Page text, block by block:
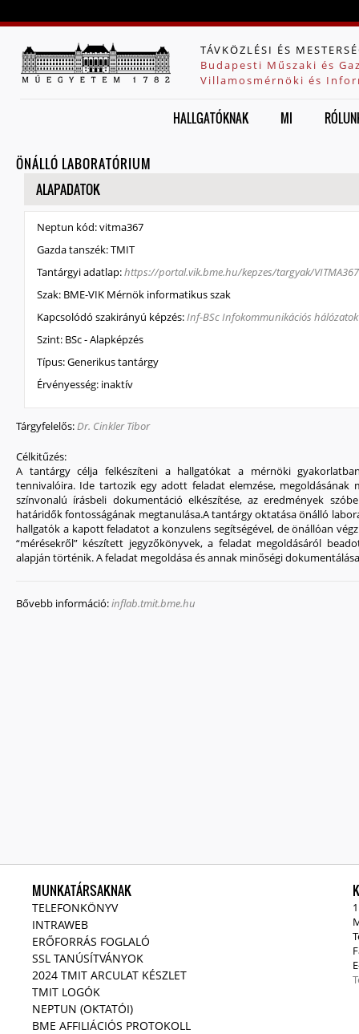
TÁVKÖZLÉSI ÉS
Budapesti Műszaki és
Villamosmérnöki és
HALLGATÓKNAK MI
ÖNÁLLÓ LABORATÓRIUM
ELREJT
ALAPADATOK
Neptun kód:vitma367
Gazda tanszék:TMIT
Tantárgyi adatlap:https://portal.vik.bme.hu/kepzes/targyak/VITMA367
Szak: BME-VIK Mérnök informatikus szak
Kapcsolódó szakirányú képzés: Inf-BSc Infokommunikációs
Szint: BSc - Alapképzés
Típus:Generikus tantárgy
Érvényesség: inaktív
Tárgyfelelős: Dr. Cinkler Tibor
Célkitűzés:
A tantárgy célja felkészíteni a hallgatókat a mérnöki
tennivalóira. Ide tartozik egy adott feladat elemzése, megoldásának
színvonalú írásbeli dokumentáció elkészítése, az eredmények
határidők fontosságának megtanulása.A tantárgy oktatása önálló
hallgatók a kapott feladatot a konzulens segítségével, de önállóan
“mérésekről” készített jegyzőkönyvek, a feladat megoldásáról
alapján történik. A feladat megoldása és annak minőségi
Bővebb információ:inflab.tmit.bme.hu
MUNKATÁRSAKNAK
TELEFONKÖNYV
INTRAWEB
ERŐFORRÁS FOGLALÓ
SSL TANÚSÍTVÁNYOK
2024 TMIT ARCULAT KÉSZLET
TMIT LOGÓK
NEPTUN (OKTATÓI)
BME AFFILIÁCIÓS PROTOKOLL